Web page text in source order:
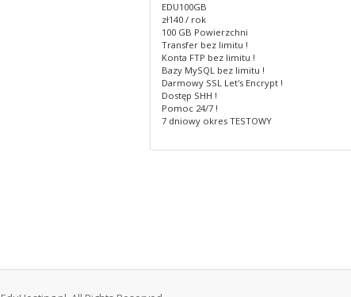
EDU100GB
zł140 / rok
100 GB Powierzchni
Transfer bez limitu !
Konta FTP bez limitu !
Bazy MySQL bez limitu !
Darmowy SSL Let's Encrypt !
Dostęp SHH !
Pomoc 24/7 !
7 dniowy okres TESTOWY